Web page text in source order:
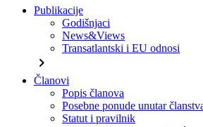
Publikacije
Godišnjaci
News&Views
Transatlantski i EU odnosi
chevron_right
Članovi
Popis članova
Posebne ponude unutar
Statut i pravilnik